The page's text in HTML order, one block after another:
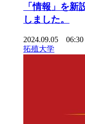
「情報」を新
しました。
2024.09.05 06:30
拓殖大学